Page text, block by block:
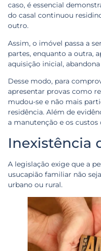
caso, é essencial
do casal continuou
outro.
Assim, o imóvel passa a
partes, enquanto a outra,
aquisição inicial, abandona
Desse modo, para
apresentar provas como
mudou-se e não mais
residência. Além de
a manutenção e os custos
Inexistência
A legislação exige que a
usucapião familiar não
urbano ou rural.